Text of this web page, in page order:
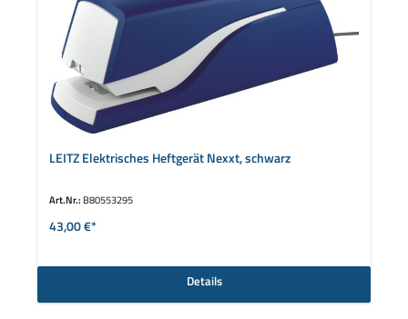
LEITZ Elektrisches Heftgerät Nexxt, schwarz
Art.Nr.: B80553295
43,00 €*
Details